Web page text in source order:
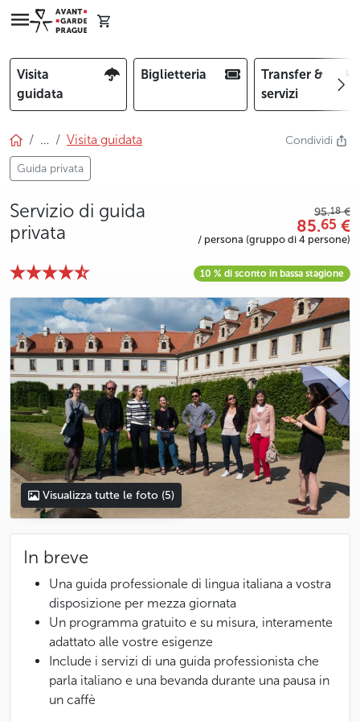
Visita
guidata
Biglietteria
Transfer &
servizi
… Visita guidata
Guida privata
Condividi
Servizio di guida
privata
95.18€
85.65 €
/ persona (gruppo di 4 persone)
10 % di sconto in bassa stagione
photo 5
Visualizza tutte le foto (5)
In breve
Una guida professionale di lingua italiana a vostra
disposizione per mezza giornata
Un programma gratuito e su misura, interamente
adattato alle vostre esigenze
Include i servizi di una guida professionista che
parla italiano e una bevanda durante una pausa in
un caffè